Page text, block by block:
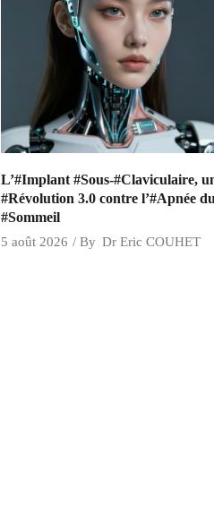
L’#Implant #Sous-#Claviculaire,
#Révolution 3.0 contre l’#Apnée du
#Sommeil
5 août 2026 By Dr Eric COUHET